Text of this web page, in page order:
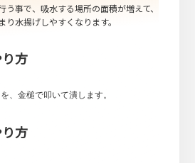
事で、吸水する場所の面積が増えて、
り水揚げしやすくなります。
方
、金槌で叩いて潰します。
方